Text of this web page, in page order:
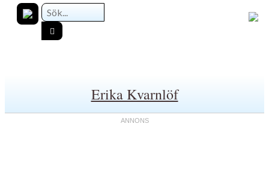
Erika Kvarnlöf